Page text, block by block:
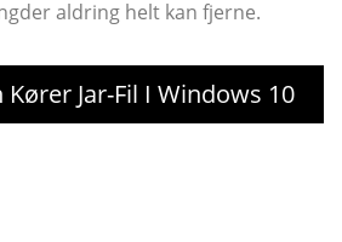
aldring helt kan fjerne.
Jar-Fil I Windows 10